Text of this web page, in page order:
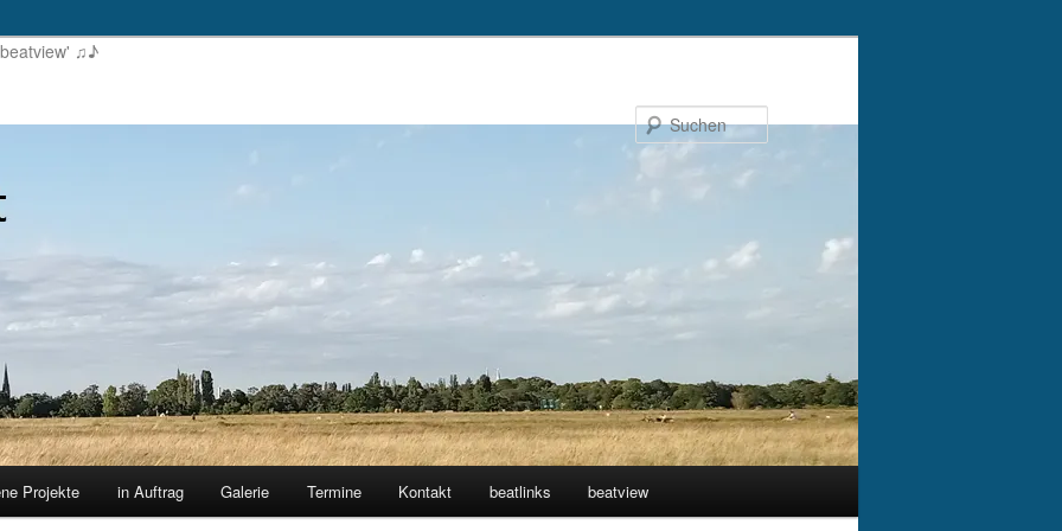
♫♪
Suchen
Projekte in Auftrag Galerie Termine Kontakt beatlinks beatview